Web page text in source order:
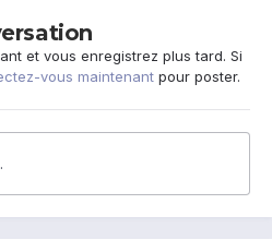
et vous enregistrez plus tard. Si
vous maintenant pour poster.